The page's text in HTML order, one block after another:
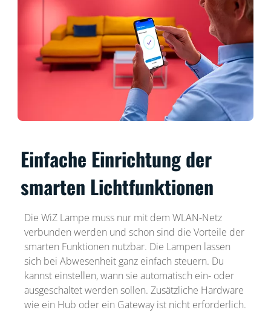
Einfache Einrichtung der
smarten Lichtfunktionen
Die WiZ Lampe muss nur mit dem WLAN-Netz
verbunden werden und schon sind die Vorteile der
smarten Funktionen nutzbar. Die Lampen lassen
sich bei Abwesenheit ganz einfach steuern. Du
kannst einstellen, wann sie automatisch ein- oder
ausgeschaltet werden sollen. Zusätzliche Hardware
wie ein Hub oder ein Gateway ist nicht erforderlich.